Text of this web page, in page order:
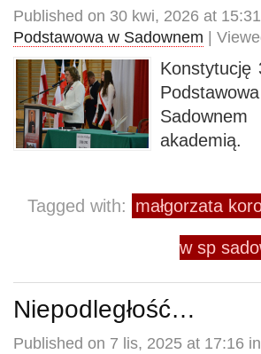
Published on 30 kwi, 2026 at
Podstawowa w Sadownem |
Konstytucję
akademią.
Tagged with: małgorzata
w sp
Niepodległość…
Published on 7 lis, 2025 at 17:16 in